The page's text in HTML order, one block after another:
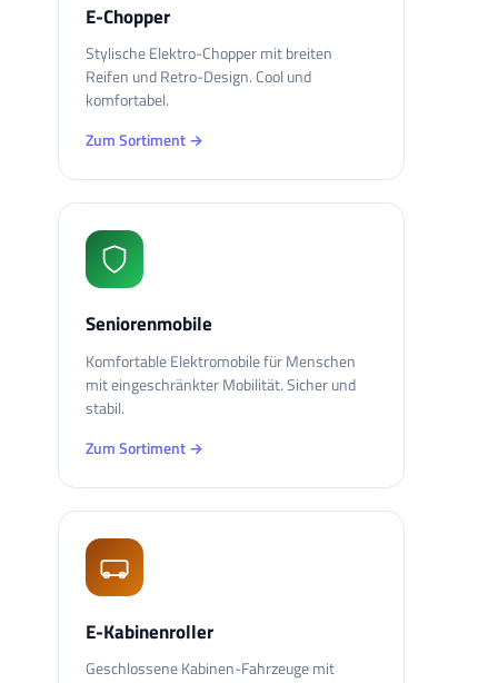
E-Chopper
Stylische Elektro-Chopper mit breiten
Reifen und Retro-Design. Cool und
komfortabel.
Zum Sortiment →
Seniorenmobile
Komfortable Elektromobile für Menschen
mit eingeschränkter Mobilität. Sicher und
stabil.
Zum Sortiment →
E-Kabinenroller
Geschlossene Kabinen-Fahrzeuge mit